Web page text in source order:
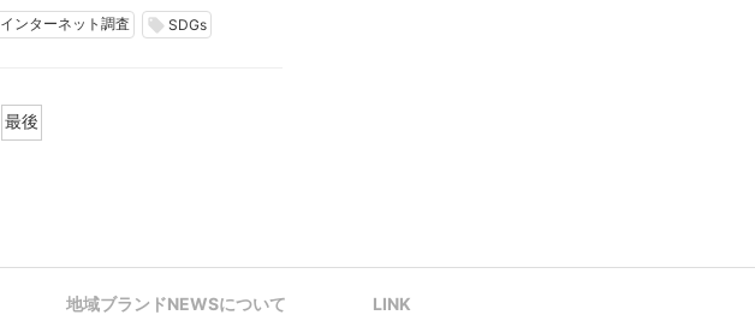
インターネット調査 local_offer SDGs
最後
地域ブランドNEWSについて
LINK